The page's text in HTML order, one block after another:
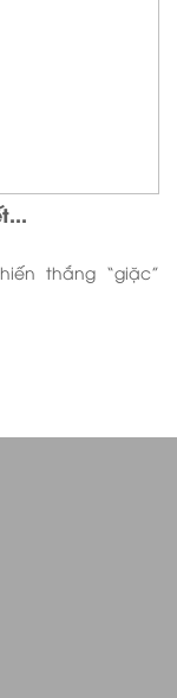
thắng “giặc”